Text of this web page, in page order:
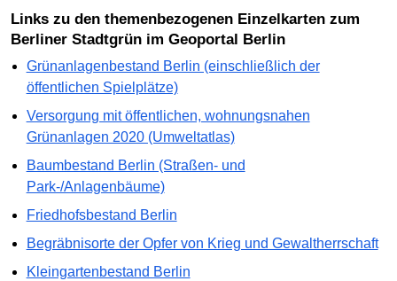
Links zu den themenbezogenen Einzelkarten zum
Berliner Stadtgrün im Geoportal Berlin
Grünanlagenbestand Berlin (einschließlich der
öffentlichen Spielplätze)
Versorgung mit öffentlichen, wohnungsnahen
Grünanlagen 2020 (Umweltatlas)
Baumbestand Berlin (Straßen- und
Park-/Anlagenbäume)
Friedhofsbestand Berlin
Begräbnisorte der Opfer von Krieg und Gewaltherrschaft
Kleingartenbestand Berlin